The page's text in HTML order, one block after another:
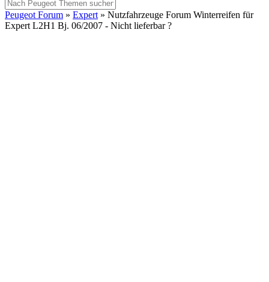
Peugeot Forum » Expert » Nutzfahrzeuge Forum Winterreifen für
Expert L2H1 Bj. 06/2007 - Nicht lieferbar ?